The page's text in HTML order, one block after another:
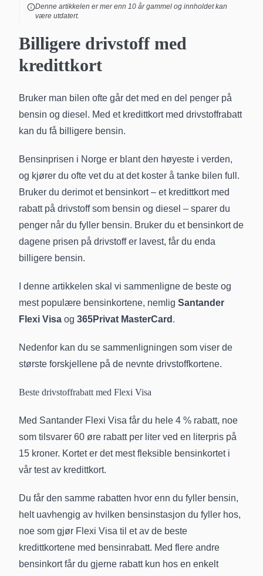
Denne artikkelen er mer enn 10 år gammel og innholdet kan
være utdatert.
Billigere drivstoff med
kredittkort
Bruker man bilen ofte går det med en del penger på
bensin og diesel. Med et kredittkort med drivstoffrabatt
kan du få billigere bensin.
Bensinprisen i Norge er blant den høyeste i verden,
og kjører du ofte vet du at det koster å tanke bilen full.
Bruker du derimot et bensinkort – et kredittkort med
rabatt på drivstoff som bensin og diesel – sparer du
penger når du fyller bensin. Bruker du et bensinkort de
dagene prisen på drivstoff er lavest, får du enda
billigere bensin.
I denne artikkelen skal vi sammenligne de beste og
mest populære bensinkortene, nemlig Santander
Flexi Visa og 365Privat MasterCard .
Nedenfor kan du se sammenligningen som viser de
største forskjellene på de nevnte drivstoffkortene.
Beste drivstoffrabatt med Flexi Visa
Med Santander Flexi Visa får du hele 4 % rabatt, noe
som tilsvarer 60 øre rabatt per liter ved en literpris på
15 kroner. Kortet er det mest fleksible bensinkortet i
vår test av kredittkort.
Du får den samme rabatten hvor enn du fyller bensin,
helt uavhengig av hvilken bensinstasjon du fyller hos,
noe som gjør Flexi Visa til et av de beste
kredittkortene med bensinrabatt. Med flere andre
bensinkort får du gjerne rabatt kun hos en enkelt